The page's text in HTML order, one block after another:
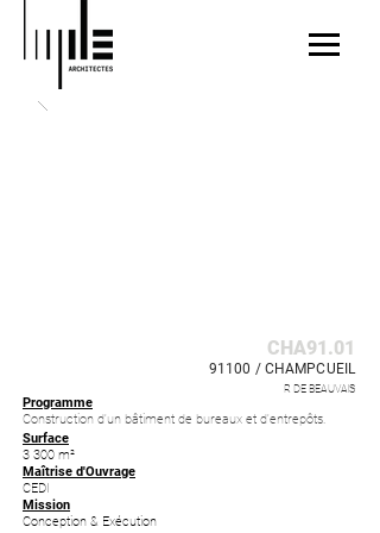
CHA91.01
91100 / CHAMPCUEIL
R DE BEAUVAIS
Programme
Construction d'un bâtiment de bureaux et d'entrepôts.
Surface
3 300 m²
Maîtrise d'Ouvrage
CEDI
Mission
Conception & Exécution